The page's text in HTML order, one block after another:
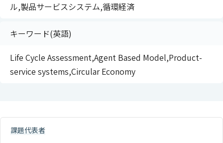
ル,製品サービスシステム,循環経済
キーワード(英語)
Life Cycle Assessment,Agent Based Model,Product-
service systems,Circular Economy
課題代表者